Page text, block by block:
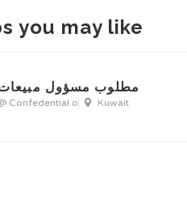
you may like
مطلوب مسؤول
Confedential o Kuwait